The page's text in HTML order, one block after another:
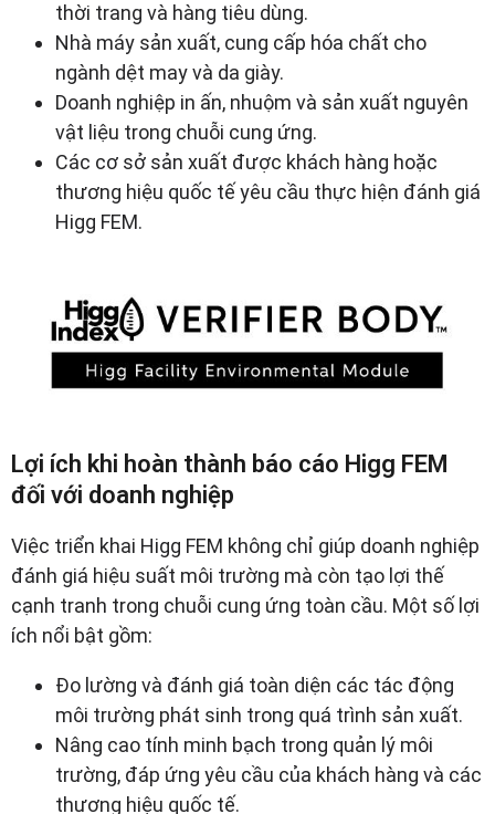
thời trang và hàng tiêu dùng.
Nhà máy sản xuất, cung cấp hóa chất cho
ngành dệt may và da giày.
Doanh nghiệp in ấn, nhuộm và sản xuất nguyên
vật liệu trong chuỗi cung ứng.
Các cơ sở sản xuất được khách hàng hoặc
thương hiệu quốc tế yêu cầu thực hiện đánh giá
Higg FEM.
Lợi ích khi hoàn thành báo cáo Higg FEM
đối với doanh nghiệp
Việc triển khai Higg FEM không chỉ giúp doanh nghiệp
đánh giá hiệu suất môi trường mà còn tạo lợi thế
cạnh tranh trong chuỗi cung ứng toàn cầu. Một số lợi
ích nổi bật gồm:
Đo lường và đánh giá toàn diện các tác động
môi trường phát sinh trong quá trình sản xuất.
Nâng cao tính minh bạch trong quản lý môi
trường, đáp ứng yêu cầu của khách hàng và các
thương hiệu quốc tế.